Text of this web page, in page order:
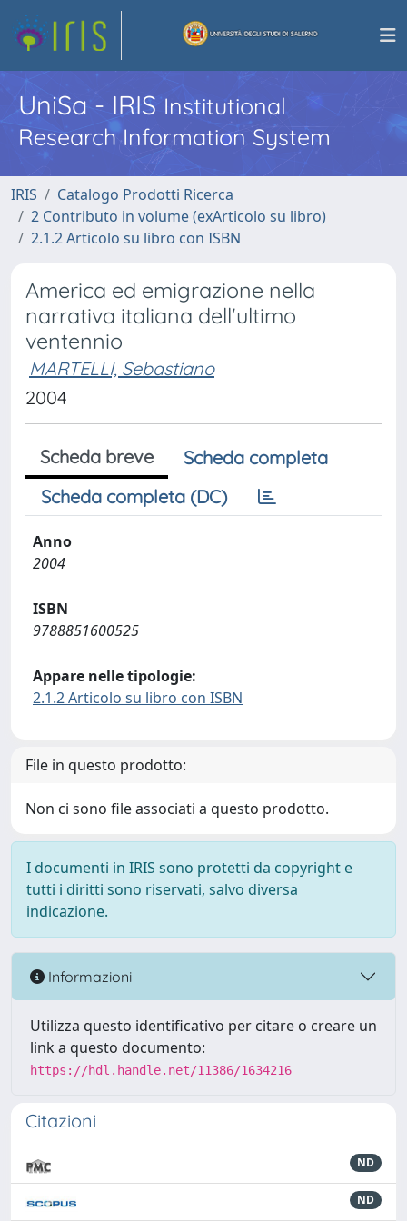
UniSa - IRISInstitutional
Research Information System
IRIS
Catalogo Prodotti Ricerca
2 Contributo in volume (exArticolo su libro)
2.1.2 Articolo su libro con ISBN
America ed emigrazione nella
narrativa italiana dell'ultimo
ventennio
MARTELLI, Sebastiano
2004
Scheda breve
Scheda completa
Scheda completa (DC)
Anno
2004
ISBN
9788851600525
Appare nelle tipologie:
2.1.2 Articolo su libro con ISBN
File in questo prodotto:
Non ci sono file associati a questo prodotto.
I documenti in IRIS sono protetti da copyright e
tutti i diritti sono riservati, salvo diversa
indicazione.
Informazioni
Utilizza questo identificativo per citare o creare un
link a questo documento:
https://hdl.handle.net/11386/1634216
Citazioni
ND
ND